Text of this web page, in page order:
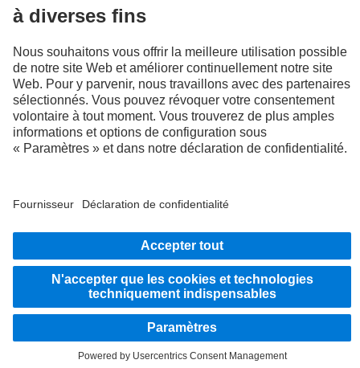
LANGUAGE
EN
FR
Fournisseur
Protection des données véhicules d’essai
Système d'alerte
© 2026 Daimler Truck AG. Tous droits réservés.